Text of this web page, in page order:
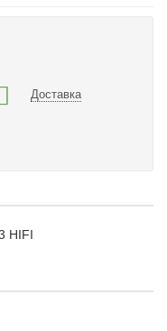
Доставка
HIFI